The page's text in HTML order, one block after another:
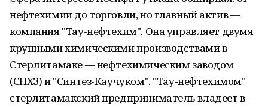
нефтехимии до торговли, но главный актив —
компания "Тау-нефтехим". Она управляет двумя
крупными химическими производствами в
Стерлитамаке — нефтехимическим заводом
(СНХЗ) и "Синтез-Каучуком". "Тау-нефтехимом"
стерлитамакский предприниматель владеет в